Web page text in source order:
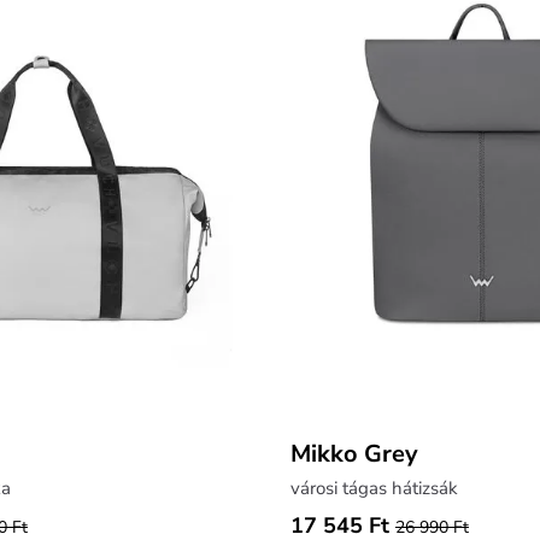
Ft
Mikko Grey
városi tágas hátizsák
17 545 Ft 26 990 Ft